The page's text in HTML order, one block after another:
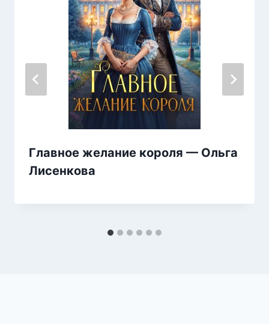
Главное желание короля — Ольга
Лисенкова